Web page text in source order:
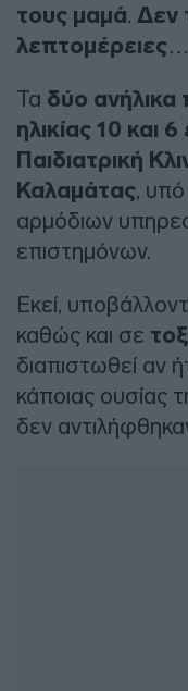
τους μαμά. Δεν
λεπτομέρειες
Τα δύο ανήλικα
ηλικίας 10 και
Παιδιατρική
Καλαμάτας,
αρμόδιων
επιστημόνων.
Εκεί,
καθώς και σε
διαπιστωθεί αν
κάποιας ουσίας
δεν